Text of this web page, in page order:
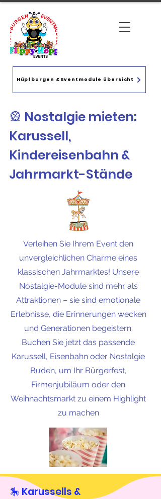
Hüpfburgen & Eventmodule übersicht
🎡 Nostalgie mieten:
Karussell,
Kindereisenbahn &
Jahrmarkt-Stände
Verleihen Sie Ihrem Event den
unvergleichlichen Charme eines
klassischen Jahrmarktes! Unsere
Nostalgie-Module sind mehr als
Attraktionen – sie sind emotionale
Erlebnisse, die Erinnerungen wecken
und Generationen begeistern.
Buchen Sie jetzt das passende
Karussell, Eisenbahn oder Nostalgie
Buden, um Ihr Bürgerfest,
Firmenjubiläum oder den
Weihnachtsmarkt zu einem Highlight
zu machen
🎠 Karussells &